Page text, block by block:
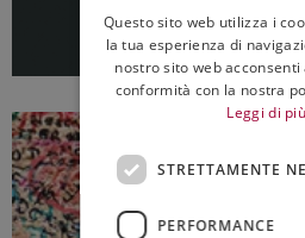
Questo sito web utilizza i
la tua esperienza di
nostro sito web
conformità con la nostra
Leggi di più
STRETTAMENTE
PERFORMANCE